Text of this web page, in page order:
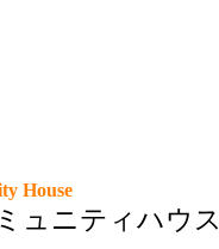
House
ュニティハウス